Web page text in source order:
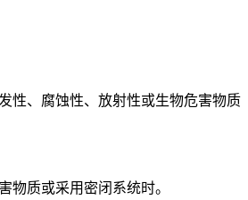
、腐蚀性、放射性或生物危害物质
质或采用密闭系统时。